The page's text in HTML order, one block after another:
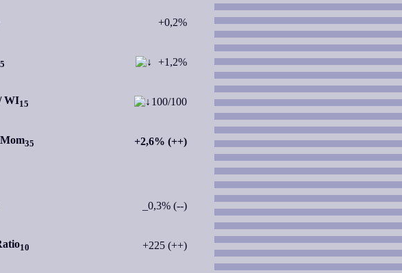
+0,2%
+1,2%
WI15 100/100
35 +2,6% (++)
_0,3% (--)
10 +225 (++)